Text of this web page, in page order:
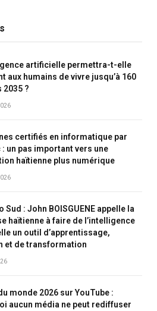
artificielle permettra-t-elle
aux humains de vivre jusqu’à 160
2035 ?
certifiés en informatique par
: un pas important vers une
haïtienne plus numérique
Sud : John BOISGUENE appelle la
haïtienne à faire de l’intelligence
un outil d’apprentissage,
et de transformation
monde 2026 sur YouTube :
aucun média ne peut rediffuser